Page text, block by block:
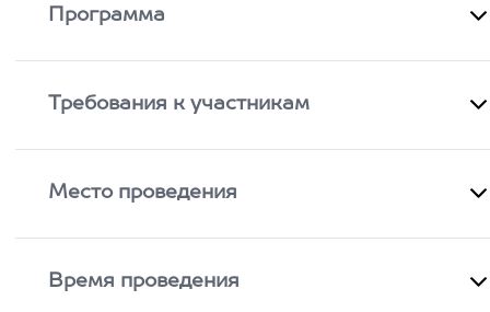
Программа
Требования к участникам
Место проведения
Время проведения